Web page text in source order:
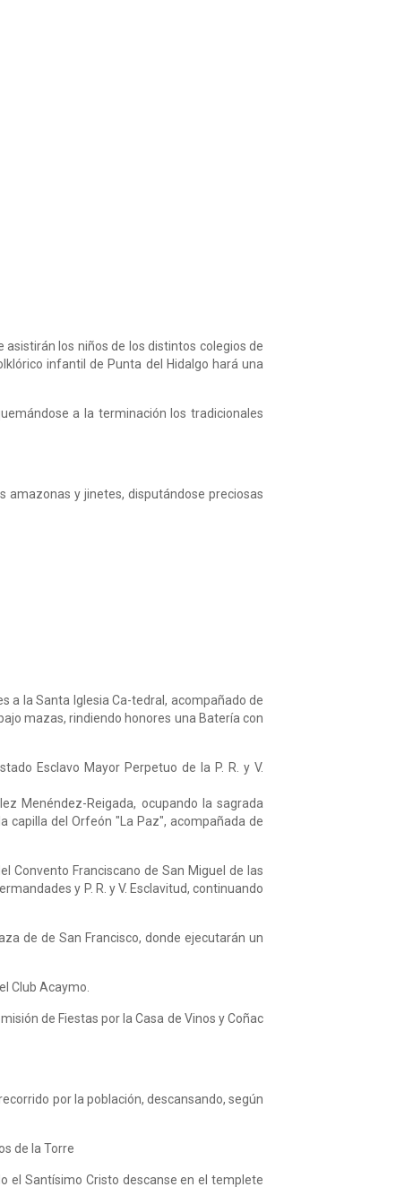
los niños de los distintos colegios de
infantil de Punta del Hidalgo hará una
a la terminación los tradicionales
amazonas y jinetes, disputándose preciosas
a la Santa Iglesia Ca-tedral, acompañado de
mazas, rindiendo honores una Batería con
Esclavo Mayor Perpetuo de la P. R. y V.
Menéndez-Reigada, ocupando la sagrada
capilla del Orfeón "La Paz", acompañada de
Convento Franciscano de San Miguel de las
y P. R. y V. Esclavitud, continuando
de de San Francisco, donde ejecutarán un
Club Acaymo.
de Fiestas por la Casa de Vinos y Coñac
por la población, descansando, según
de la Torre
el Santísimo Cristo descanse en el templete